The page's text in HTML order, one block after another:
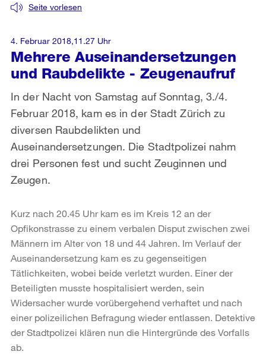
Mehrere Auseinandersetzungen
und Raubdelikte - Zeugenaufruf
Seite vorlesen
In der Nacht von Samstag auf Sonntag, 3./4.
Februar 2018, kam es in der Stadt Zürich zu
diversen Raubdelikten und
Auseinandersetzungen. Die Stadtpolizei nahm
drei Personen fest und sucht Zeuginnen und
Zeugen.
4. Februar 2018,11.27 Uhr
Kurz nach 20.45 Uhr kam es im Kreis 12 an der
Opfikonstrasse zu einem verbalen Disput zwischen zwei
Männern im Alter von 18 und 44 Jahren. Im Verlauf der
Auseinandersetzung kam es zu gegenseitigen
Tätlichkeiten, wobei beide verletzt wurden. Einer der
Beteiligten musste hospitalisiert werden, sein
Widersacher wurde vorübergehend verhaftet und nach
einer polizeilichen Befragung wieder entlassen. Detektive
der Stadtpolizei klären nun die Hintergründe des Vorfalls
ab.